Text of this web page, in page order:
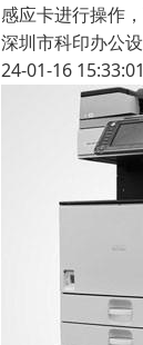
感应卡进行操作
深圳市科印办公
24-01-16 15:33:01